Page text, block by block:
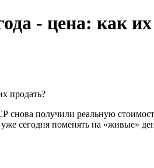
- цена: как
снова получили реальную
сегодня поменять на «живые»